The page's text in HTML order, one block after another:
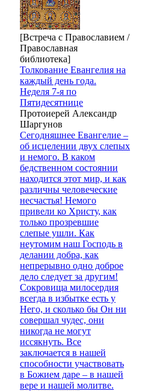
[Встреча с Православием /
Православная
библиотека]
Толкование Евангелия на
каждый день года.
Неделя 7-я по
Пятидесятнице
Протоиерей Александр
Шаргунов
Сегодняшнее Евангелие –
об исцелении двух слепых
и немого. В каком
бедственном состоянии
находится этот мир, и как
различны человеческие
несчастья! Немого
привели ко Христу, как
только прозревшие
слепые ушли. Как
неутомим наш Господь в
делании добра, как
непрерывно одно доброе
дело следует за другим!
Сокровища милосердия
всегда в избытке есть у
Него, и сколько бы Он ни
совершал чудес, они
никогда не могут
иссякнуть. Все
заключается в нашей
способности участвовать
в Божием даре – в нашей
вере и нашей молитве.